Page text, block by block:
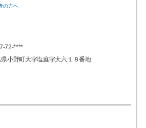
の方へ
72-****
小野町大字塩庭字大六１８番地